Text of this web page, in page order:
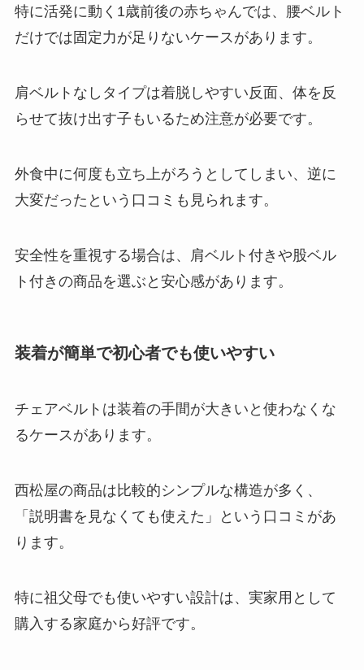
特に活発に動く1歳前後の赤ちゃんでは、腰ベルト
だけでは固定力が足りないケースがあります。
肩ベルトなしタイプは着脱しやすい反面、体を反
らせて抜け出す子もいるため注意が必要です。
外食中に何度も立ち上がろうとしてしまい、逆に
大変だったという口コミも見られます。
安全性を重視する場合は、肩ベルト付きや股ベル
ト付きの商品を選ぶと安心感があります。
装着が簡単で初心者でも使いやすい
チェアベルトは装着の手間が大きいと使わなくな
るケースがあります。
西松屋の商品は比較的シンプルな構造が多く、
「説明書を見なくても使えた」という口コミがあ
ります。
特に祖父母でも使いやすい設計は、実家用として
購入する家庭から好評です。